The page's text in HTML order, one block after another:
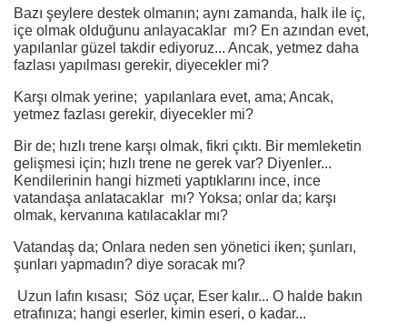
Bazı şeylere destek olmanın; aynı zamanda, halk ile iç,
içe olmak olduğunu anlayacaklar mı? En azından evet,
yapılanlar güzel takdir ediyoruz... Ancak, yetmez daha
fazlası yapılması gerekir, diyecekler mi?
Karşı olmak yerine; yapılanlara evet, ama; Ancak,
yetmez fazlası gerekir, diyecekler mi?
Bir de; hızlı trene karşı olmak, fikri çıktı. Bir memleketin
gelişmesi için; hızlı trene ne gerek var? Diyenler...
Kendilerinin hangi hizmeti yaptıklarını ince, ince
vatandaşa anlatacaklar mı? Yoksa; onlar da; karşı
olmak, kervanına katılacaklar mı?
Vatandaş da; Onlara neden sen yönetici iken; şunları,
şunları yapmadın? diye soracak mı?
Uzun lafın kısası; Söz uçar, Eser kalır... O halde bakın
etrafınıza; hangi eserler, kimin eseri, o kadar...